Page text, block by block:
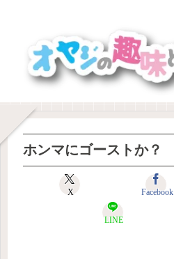
ホンマにゴーストか？
X Facebook
LINE